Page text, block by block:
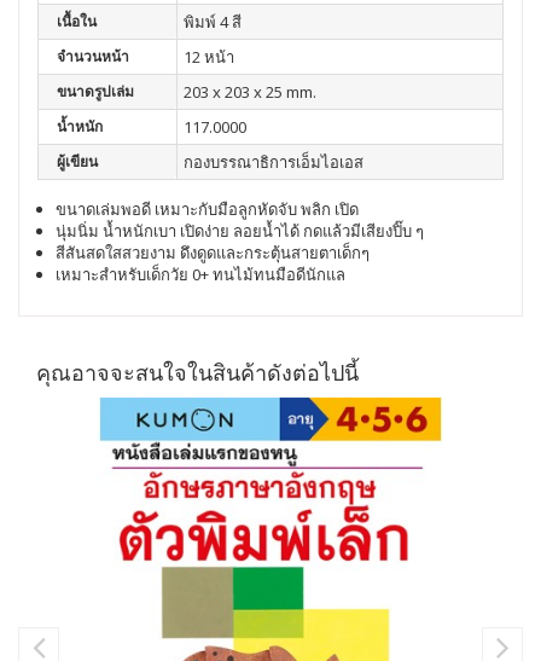
เนื้อใน พิมพ์ 4 สี
จำนวนหน้า 12 หน้า
ขนาดรูปเล่ม 203 x 203 x 25 mm.
น้ำหนัก 117.0000
ผู้เขียน กองบรรณาธิการเอ็มไอเอส
ขนาดเล่มพอดี เหมาะกับมือลูกหัดจับพลิก เปิด
นุ่มนิ่ม น้ำหนักเบา เปิดง่าย ลอยน้ำได้ กดแล้วมีเสียงปิ๊บ ๆ
สีสันสดใสสวยงาม ดึงดูดและกระตุ้นสายตาเด็กๆ
เหมาะสำหรับเด็กวัย 0+ทนไม้ทนมือดีนักแล
คุณอาจจะสนใจในสินค้าดังต่อไปนี้